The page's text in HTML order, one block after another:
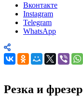
Вконтакте
Instagram
Telegram
WhatsApp
Резка и